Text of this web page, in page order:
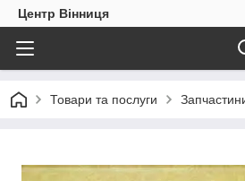
Центр Вінниця
Товари та послуги